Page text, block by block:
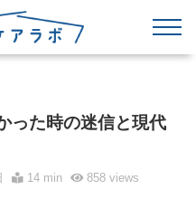
った時の迷信と現代
14 min 858views